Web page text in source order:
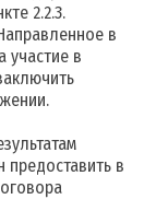
2.2.3.
в
в
в